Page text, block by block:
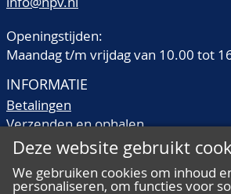
Openingstijden:
Maandag t/m vrijdag van 10.00 tot
INFORMATIE
Betalingen
Verzenden en ophalen
Veilingtermen
Kwaliteitsomschrijvingen
Deze website gebruikt
We gebruiken cookies om inhoud
personaliseren, om functies voor